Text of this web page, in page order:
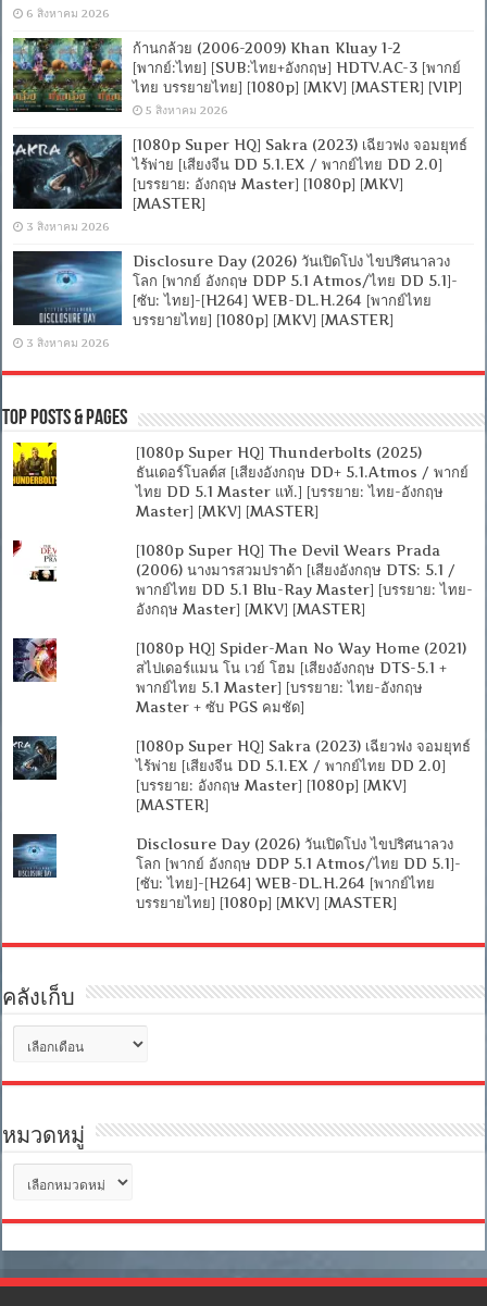
6 สิงหาคม 2026
ก้านกล้วย (2006-2009) Khan Kluay 1-2
[พากย์:ไทย] [SUB:ไทย+อังกฤษ] HDTV.AC-3 [พากย์
ไทย บรรยายไทย] [1080p] [MKV] [MASTER] [VIP]
5 สิงหาคม 2026
[1080p Super HQ] Sakra (2023) เฉียวฟง จอมยุทธ์
ไร้พ่าย [เสียงจีน DD 5.1.EX / พากย์ไทย DD 2.0]
[บรรยาย: อังกฤษ Master] [1080p] [MKV]
[MASTER]
3 สิงหาคม 2026
Disclosure Day (2026) วันเปิดโปง ไขปริศนาลวง
โลก [พากย์ อังกฤษ DDP 5.1 Atmos/ไทย DD 5.1]-
[ซับ: ไทย]-[H264] WEB-DL.H.264 [พากย์ไทย
บรรยายไทย] [1080p] [MKV] [MASTER]
3 สิงหาคม 2026
Top Posts & Pages
[1080p Super HQ] Thunderbolts (2025)
ธันเดอร์โบลต์ส [เสียงอังกฤษ DD+ 5.1.Atmos / พากย์
ไทย DD 5.1 Master แท้.] [บรรยาย: ไทย-อังกฤษ
Master] [MKV] [MASTER]
[1080p Super HQ] The Devil Wears Prada
(2006) นางมารสวมปราด้า [เสียงอังกฤษ DTS: 5.1 /
พากย์ไทย DD 5.1 Blu-Ray Master] [บรรยาย: ไทย-
อังกฤษ Master] [MKV] [MASTER]
[1080p HQ] Spider-Man No Way Home (2021)
สไปเดอร์แมน โน เวย์ โฮม [เสียงอังกฤษ DTS-5.1 +
พากย์ไทย 5.1 Master] [บรรยาย: ไทย-อังกฤษ
Master + ซับ PGS คมชัด]
[1080p Super HQ] Sakra (2023) เฉียวฟง จอมยุทธ์
ไร้พ่าย [เสียงจีน DD 5.1.EX / พากย์ไทย DD 2.0]
[บรรยาย: อังกฤษ Master] [1080p] [MKV]
[MASTER]
Disclosure Day (2026) วันเปิดโปง ไขปริศนาลวง
โลก [พากย์ อังกฤษ DDP 5.1 Atmos/ไทย DD 5.1]-
[ซับ: ไทย]-[H264] WEB-DL.H.264 [พากย์ไทย
บรรยายไทย] [1080p] [MKV] [MASTER]
คลังเก็บ
เก็บ
หมวดหมู่
หมู่